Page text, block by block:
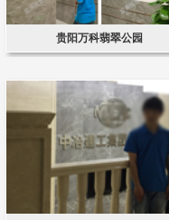
贵阳万科翡翠公园